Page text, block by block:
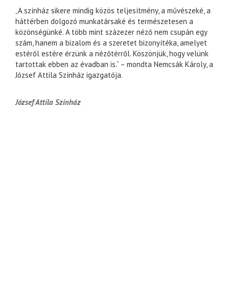
„A színház sikere mindig közös teljesítmény, a művészeké, a
háttérben dolgozó munkatársaké és természetesen a
közönségünké. A több mint százezer néző nem csupán egy
szám, hanem a bizalom és a szeretet bizonyítéka, amelyet
estéről estére érzünk a nézőtérről. Köszönjük, hogy velünk
tartottak ebben az évadban is.” – mondta Nemcsák Károly, a
József Attila Színház igazgatója.
József Attila Színház